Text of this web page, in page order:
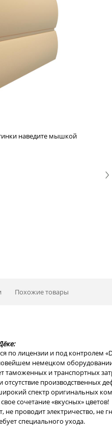
наведите мышкой
Похожие товары
по лицензии и под контролем
немецком
таможенных и транспортных
производственных
спектр оригинальных
сочетание «вкусных» цветов!
не проводит электричество,
специального ухода.